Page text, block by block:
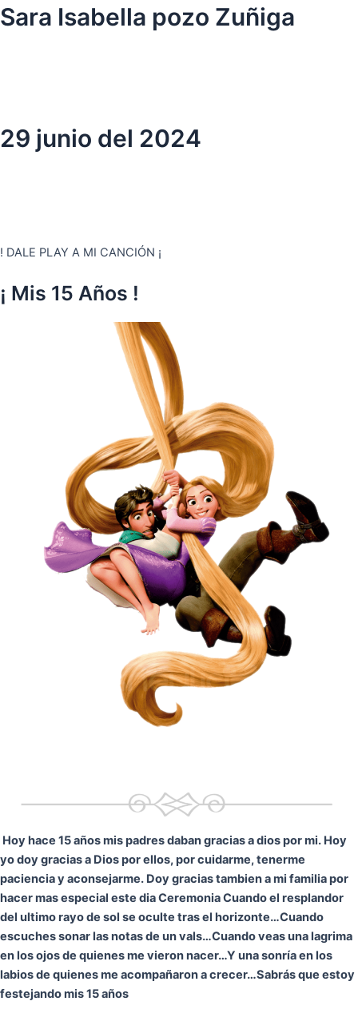
Ir
al
Sara Isabella pozo Zuñiga
29 junio del 2024
! DALE PLAY A MI CANCIÓN ¡
¡ Mis 15 Años !
Hoy hace 15 años mis padres daban gracias a dios por mi. Hoy
yo doy gracias a Dios por ellos, por cuidarme, tenerme
paciencia y aconsejarme. Doy gracias tambien a mi familia por
hacer mas especial este dia CeremoniaCuando el resplandor
del ultimo rayo de sol se oculte tras el horizonte…Cuando
escuches sonar las notas de un vals…Cuando veas una lagrima
en los ojos de quienes me vieron nacer…Y una sonría en los
labios de quienes me acompañaron a crecer…Sabrás que estoy
festejando mis 15 años